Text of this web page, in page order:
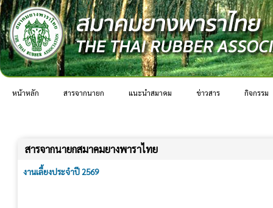
หน้าหลัก สารจากนายก แนะนำสมาคม ข่าวสาร กิจกรรม
สารจากนายกสมาคมยางพาราไทย
งานเลี้ยงประจำปี 2569